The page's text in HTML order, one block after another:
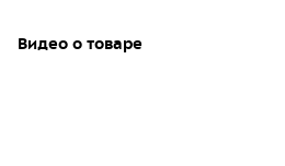
Видео о товаре